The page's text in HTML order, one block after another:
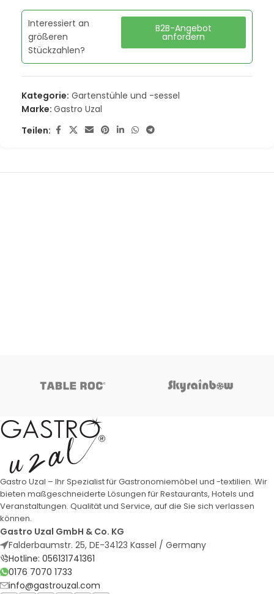
Interessiert an
größeren
Stückzahlen?
B2B-Angebot
anfordern
Kategorie: Gartenstühle und -sessel
Marke: Gastro Uzal
Teilen:
Gastro Uzal – Ihr Spezialist für Gastronomiemöbel und -textilien. Wir
bieten maßgeschneiderte Lösungen für Restaurants, Hotels und
Veranstaltungen. Qualität und Service, auf die Sie sich verlassen
können.
Gastro Uzal GmbH & Co. KG
Falderbaumstr. 25, DE-34123 Kassel / Germany
Hotline: 056131741361
0176 7070 1733
info@gastrouzal.com